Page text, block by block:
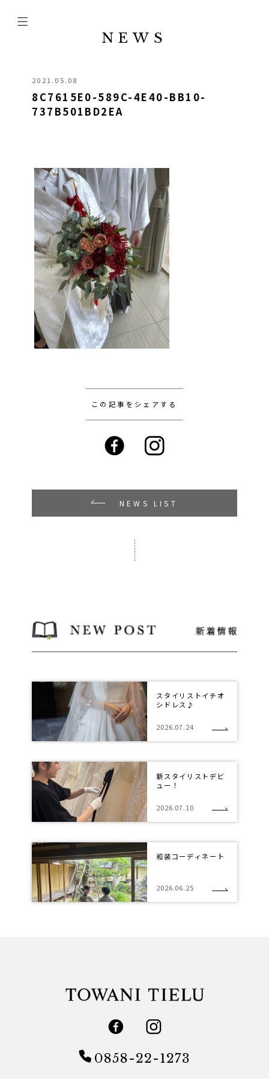
NEWS
2021.05.08
8C7615E0-589C-4E40-BB10-
737B501BD2EA
この記事をシェアする
NEWS LIST
スタイリストイチオ
シドレス♪
2026.07.24
新スタイリストデビ
ュー！
2026.07.10
和装コーディネート
2026.06.25
0858-22-1273